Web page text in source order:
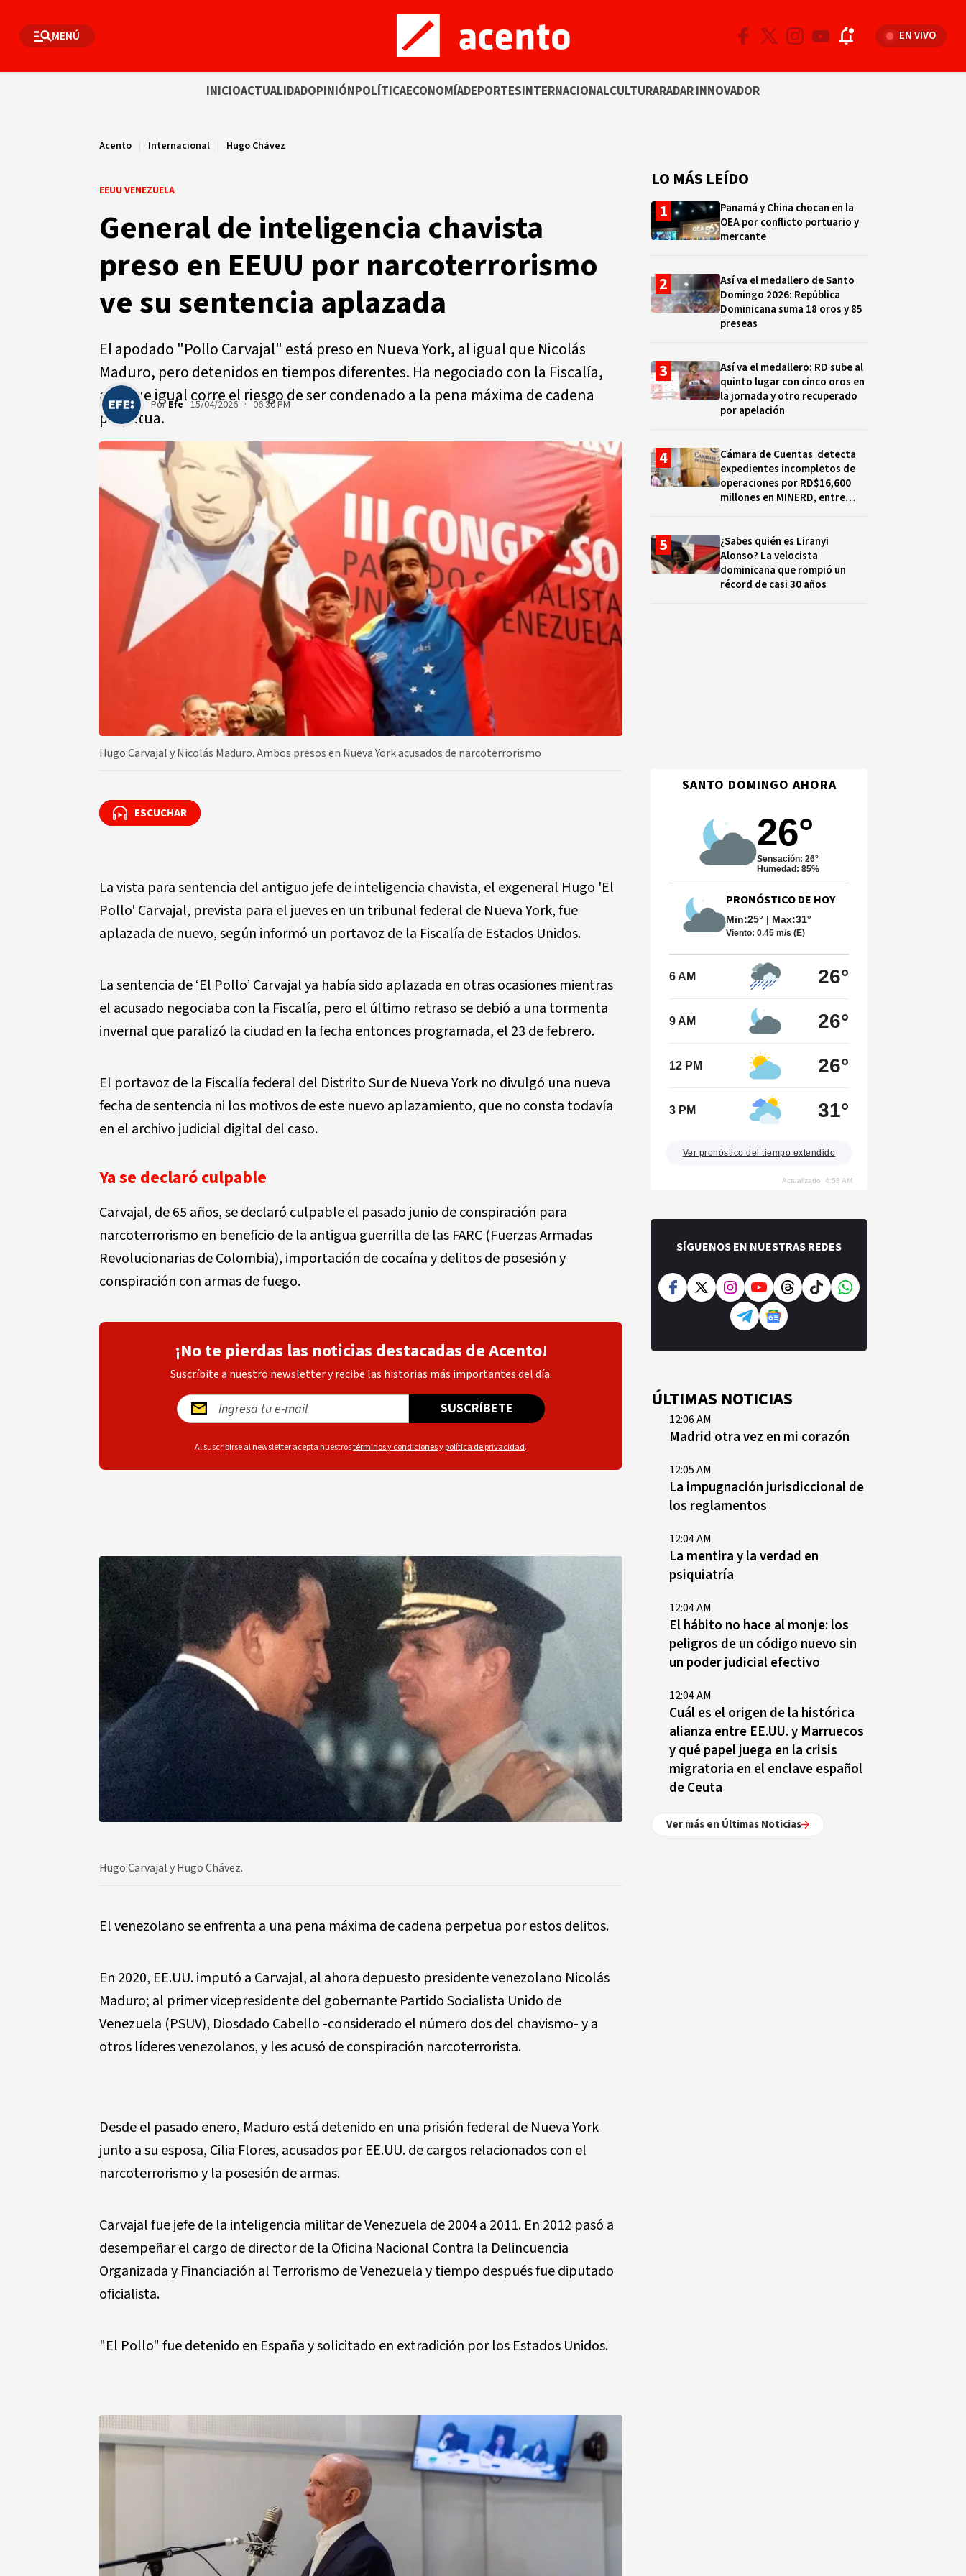
MENÚ EN VIVO
INICIOACTUALIDADOPINIÓNPOLÍTICAECONOMÍADEPORTESINTERNACIONALCULTURARADAR INNOVADOR
Acento | Internacional | Hugo Chávez
EEUU VENEZUELA
General de inteligencia chavista
preso en EEUU por narcoterrorismo
ve su sentencia aplazada
El apodado "Pollo Carvajal" está preso en Nueva York, al igual que Nicolás
Maduro, pero detenidos en tiempos diferentes. Ha negociado con la Fiscalía,
aunque igual corre el riesgo de ser condenado a la pena máxima de cadena
perpetua.
PorEfe 15/04/2026 · 06:30 PM
Hugo Carvajal y Nicolás Maduro. Ambos presos en Nueva York acusados de narcoterrorismo
ESCUCHAR
ESCUCHAR
La vista para sentencia del antiguo jefe de inteligencia chavista, el exgeneral Hugo 'El
Pollo' Carvajal, prevista para el jueves en un tribunal federal de Nueva York, fue
aplazada de nuevo, según informó un portavoz de la Fiscalía de Estados Unidos.
La sentencia de ‘El Pollo’ Carvajal ya había sido aplazada en otras ocasiones mientras
el acusado negociaba con la Fiscalía, pero el último retraso se debió a una tormenta
invernal que paralizó la ciudad en la fecha entonces programada, el 23 de febrero.
El portavoz de la Fiscalía federal del Distrito Sur de Nueva York no divulgó una nueva
fecha de sentencia ni los motivos de este nuevo aplazamiento, que no consta todavía
en el archivo judicial digital del caso.
Ya se declaró culpable
Carvajal, de 65 años, se declaró culpable el pasado junio de conspiración para
narcoterrorismo en beneficio de la antigua guerrilla de las FARC (Fuerzas Armadas
Revolucionarias de Colombia), importación de cocaína y delitos de posesión y
conspiración con armas de fuego.
¡No te pierdas las noticias destacadas de Acento!
Suscríbite a nuestro newsletter y recibe las historias más importantes del día.
SUSCRÍBETE
Al suscribirse al newsletter acepta nuestrostérminos y condicionesypolítica de privacidad.
Hugo Carvajal y Hugo Chávez.
El venezolano se enfrenta a una pena máxima de cadena perpetua por estos delitos.
En 2020, EE.UU. imputó a Carvajal, al ahora depuesto presidente venezolano Nicolás
Maduro; al primer vicepresidente del gobernante Partido Socialista Unido de
Venezuela (PSUV), Diosdado Cabello -considerado el número dos del chavismo- y a
otros líderes venezolanos, y les acusó de conspiración narcoterrorista.
Desde el pasado enero, Maduro está detenido en una prisión federal de Nueva York
junto a su esposa, Cilia Flores, acusados por EE.UU. de cargos relacionados con el
narcoterrorismo y la posesión de armas.
Carvajal fue jefe de la inteligencia militar de Venezuela de 2004 a 2011. En 2012 pasó a
desempeñar el cargo de director de la Oficina Nacional Contra la Delincuencia
Organizada y Financiación al Terrorismo de Venezuela y tiempo después fue diputado
oficialista.
"El Pollo" fue detenido en España y solicitado en extradición por los Estados Unidos.
LO MÁS LEÍDO
Panamá y China chocan en la
OEA por conflicto portuario y
mercante
Así va el medallero de Santo
Domingo 2026: República
Dominicana suma 18 oros y 85
preseas
Así va el medallero: RD sube al
quinto lugar con cinco oros en
la jornada y otro recuperado
por apelación
Cámara de Cuentas detecta
expedientes incompletos de
operaciones por RD$16,600
millones en MINERD, entre
¿Sabes quién es Liranyi
Alonso? La velocista
dominicana que rompió un
récord de casi 30 años
SANTO DOMINGO AHORA
26°
Sensación: 26°
Humedad: 85%
PRONÓSTICO DE HOY
Min:25° | Max:31°
Viento: 0.45 m/s (E)
6 AM 26°
9 AM 26°
12 PM 26°
3 PM 31°
Ver pronóstico del tiempo extendido
Actualizado: 4:58 AM
SÍGUENOS EN NUESTRAS REDES
ÚLTIMAS NOTICIAS
12:06 AM
Madrid otra vez en mi corazón
12:05 AM
La impugnación jurisdiccional de
los reglamentos
12:04 AM
La mentira y la verdad en
psiquiatría
12:04 AM
El hábito no hace al monje: los
peligros de un código nuevo sin
un poder judicial efectivo
12:04 AM
Cuál es el origen de la histórica
alianza entre EE.UU. y Marruecos
y qué papel juega en la crisis
migratoria en el enclave español
de Ceuta
Ver más en Últimas Noticias